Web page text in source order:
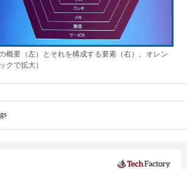
概要（左）とそれを構成する要素（右）。オレン
クで拡大）